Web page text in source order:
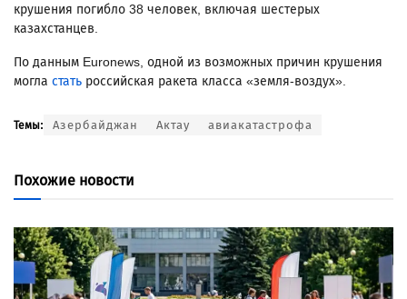
крушения погибло 38 человек, включая шестерых
казахстанцев.
По данным Euronews, одной из возможных причин крушения
могла стать российская ракета класса «земля-воздух».
Темы: Азербайджан Актау авиакатастрофа
Похожие новости